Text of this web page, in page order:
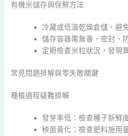
有機米儲存與保鮮方法
冷藏或低溫乾燥倉儲，避
儲存容器需無毒、密封、
定期檢查米粒狀況，發現
常見問題排解與零失敗關鍵
種植過程疑難排解
發芽率低：檢查種子新鮮
秧苗黃化：檢查肥料施用